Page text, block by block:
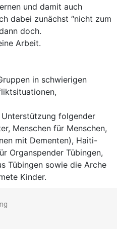
und damit auch
dabei zunächst “nicht zum
doch.
Arbeit.
in schwierigen
folgender
Menschen für Menschen,
mit Dementen), Haiti-
Organspender Tübingen,
Tübingen sowie die Arche
Kinder.